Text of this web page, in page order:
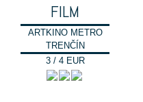
FILM
ARTKINO METRO
TRENČÍN
3 / 4 EUR